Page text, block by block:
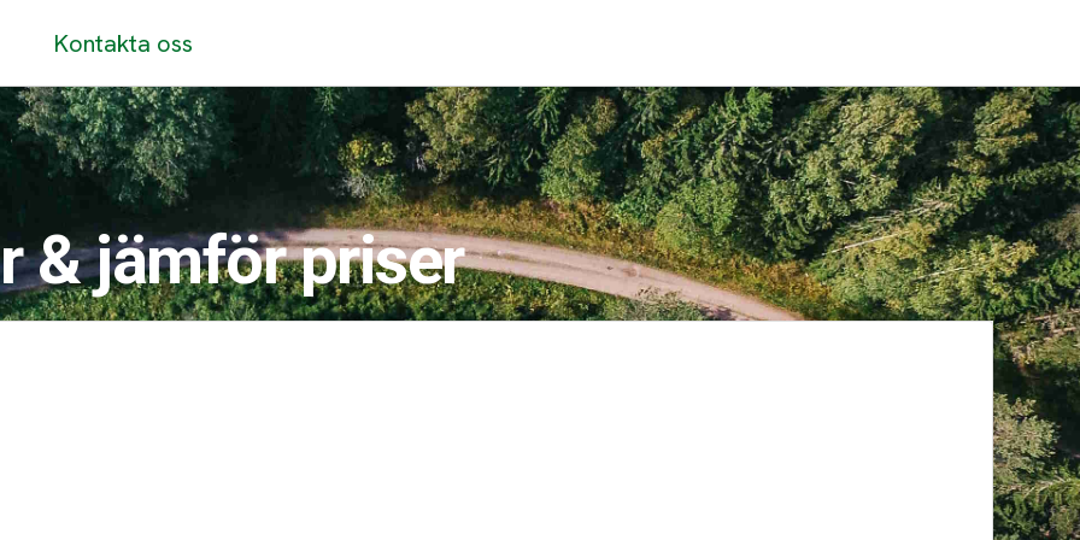
Kontakta oss
& jämför priser